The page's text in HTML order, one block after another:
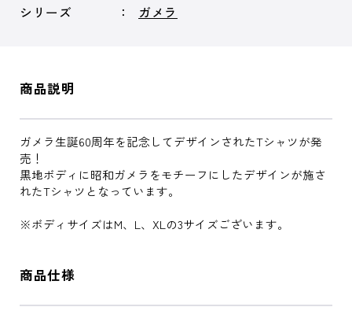
シリーズ
ガメラ
商品説明
ガメラ生誕60周年を記念してデザインされたTシャツが発
売！
黒地ボディに昭和ガメラをモチーフにしたデザインが施さ
れたTシャツとなっています。
※ボディサイズはM、L、XLの3サイズございます。
商品仕様